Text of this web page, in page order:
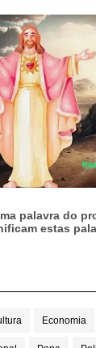
palavra do
estas
Economia